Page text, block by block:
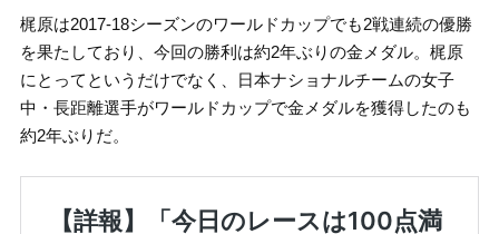
梶原は2017-18シーズンのワールドカップでも2戦連続の優勝
を果たしており、今回の勝利は約2年ぶりの金メダル。梶原
にとってというだけでなく、日本ナショナルチームの女子
中・長距離選手がワールドカップで金メダルを獲得したのも
約2年ぶりだ。